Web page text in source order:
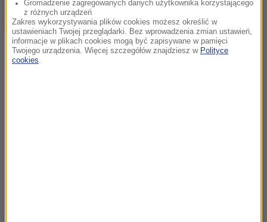
Gromadzenie zagregowanych danych użytkownika korzystającego
z różnych urządzeń
Zakres wykorzystywania plików cookies możesz określić w
ustawieniach Twojej przeglądarki. Bez wprowadzenia zmian ustawień,
informacje w plikach cookies mogą być zapisywane w pamięci
Twojego urządzenia. Więcej szczegółów znajdziesz w Polityce
cookies